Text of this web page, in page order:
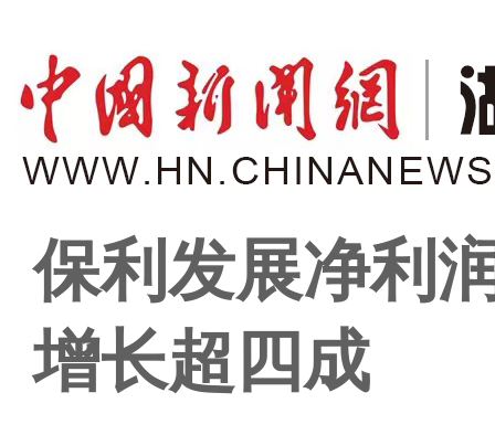
保利发展净利
增长超四成